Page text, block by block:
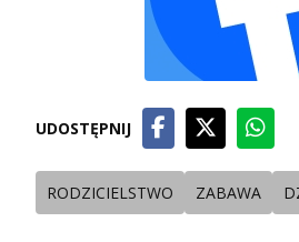
UDOSTĘPNIJ
RODZICIELSTWO ZABAWA